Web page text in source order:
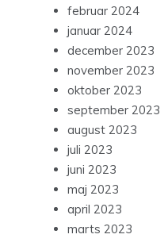
februar 2024
januar 2024
december 2023
november 2023
oktober 2023
september 2023
august 2023
juli 2023
juni 2023
maj 2023
april 2023
marts 2023